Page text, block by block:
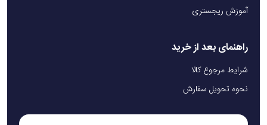
آموزش ریجستری
راهنمای بعد از خرید
شرایط مرجوع کالا
نحوه تحویل سفارش